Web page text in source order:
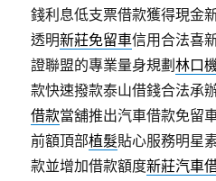
錢利息低支票借款獲得現金
透明新莊免留車信用合法喜
證聯盟的專業量身規劃林口
款快速撥款泰山借錢合法承
借款當舖推出汽車借款免留
前額頂部植髮貼心服務明星
款並增加借款額度新莊汽車